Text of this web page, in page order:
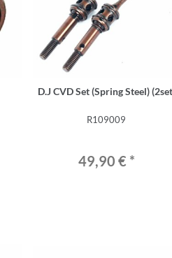
D.J CVD Set (Spring Steel)
R109009
49,90 € *